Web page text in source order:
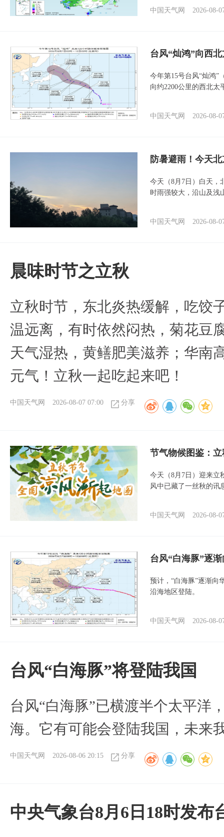
中国天气网 2026-08-
台风“灿鸿”向西
今年第15号台风“灿鸿”
向约2200公里的西北太
中国天气网 2026-08-
防暑避雨！今天
今天（8月7日）白天，
时雨强较大，沿山及浅
中国天气网 2026-08-
晨味时节之立秋
立秋时节，东北炎热缓解，吃饺
温远离，有时依然闷热，菊花豆
天气湿热，黄鳝肥美滋养；华南
元气！立秋一起吃起来吧！
中国天气网 2026-08-07 07:00 分享
节气物候图鉴：
今天（8月7日）迎来立
风中已藏了一丝秋的讯
中国天气网 2026-08-
台风“白海豚”逐
预计，“白海豚”逐渐向
沿海地区登陆。
中国天气网 2026-08-
台风“白海豚”将登陆我国
台风“白海豚”已横渡半个太平洋
海。它有可能会登陆我国，未来
中国天气网 2026-08-06 20:15 分享
中央气象台8月6日18时发布